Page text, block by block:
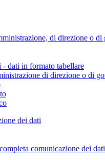
di direzione o di
dati in formato tabellare
di direzione o di
dei dati
comunicazione dei